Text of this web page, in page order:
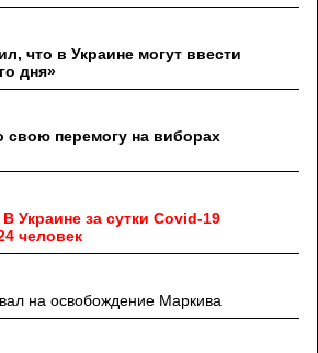
что в Украине могут ввести
дня»
свою перемогу на виборах
Украине за сутки Covid-19
человек
на освобождение Маркива